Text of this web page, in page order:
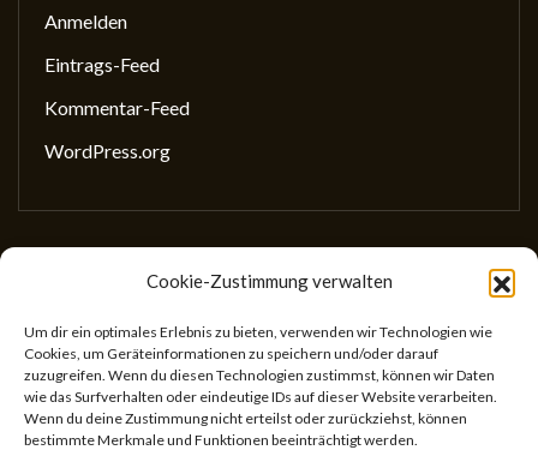
Cookie-Zustimmung verwalten
Um dir ein optimales Erlebnis zu bieten, verwenden wir Technologien wie
Cookies, um Geräteinformationen zu speichern und/oder darauf
zuzugreifen. Wenn du diesen Technologien zustimmst, können wir Daten
wie das Surfverhalten oder eindeutige IDs auf dieser Website verarbeiten.
Wenn du deine Zustimmung nicht erteilst oder zurückziehst, können
bestimmte Merkmale und Funktionen beeinträchtigt werden.
Anmelden
Eintrags-Feed
Kommentar-Feed
WordPress.org
Gesellschaft für wissenschaftliches Schreiben
(GewissS)
ZVR: 746433059
Center for Teaching and Learning
Universitätsstr. 5